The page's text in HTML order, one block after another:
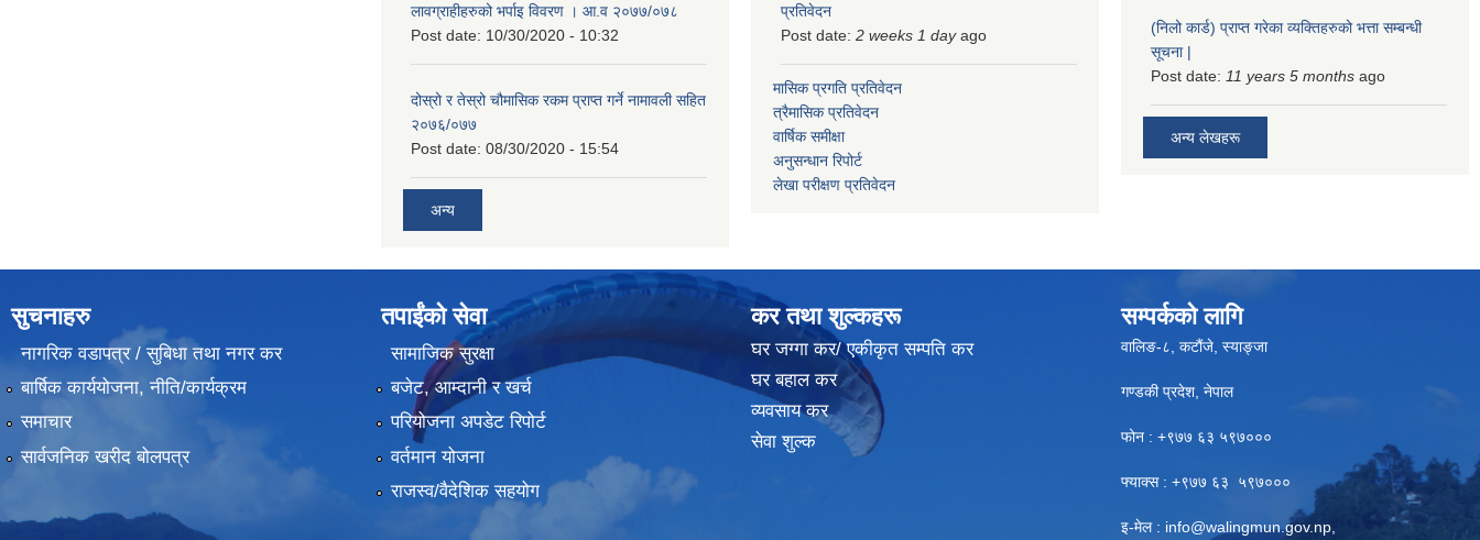
लावग्राहीहरुको भर्पाइ विवरण । आ.व २०७७/०७८
Post date: 10/30/2020 - 10:32
दोस्रो र तेस्रो चौमासिक रकम प्राप्त गर्ने नामावली सहित
२०७६/०७७
Post date: 08/30/2020 - 15:54
अन्य
प्रतिवेदन
Post date: 2 weeks 1 dayago
मासिक प्रगति प्रतिवेदन
त्रैमासिक प्रतिवेदन
वार्षिक समीक्षा
अनुसन्धान रिपोर्ट
लेखा परीक्षण प्रतिवेदन
(निलो कार्ड) प्राप्त गरेका व्यक्तिहरुको भत्ता सम्बन्धी
सूचना |
Post date: 11 years 5 months ago
अन्य लेखहरू
सुचनाहरु
नागरिक वडापत्र / सुबिधा तथा नगर कर
बार्षिक कार्ययोजना, नीति/कार्यक्रम
समाचार
सार्वजनिक खरीद बोलपत्र
तपाईंको सेवा
सामाजिक सुरक्षा
बजेट, आम्दानी र खर्च
परियोजना अपडेट रिपोर्ट
वर्तमान योजना
राजस्व/वैदेशिक सहयोग
कर तथा शुल्कहरू
घर जग्गा कर/ एकीकृत सम्पति कर
घर बहाल कर
व्यवसाय कर
सेवा शुल्क
सम्पर्कको लागि
वालिङ-८, कटौंजे, स्याङ्जा
गण्डकी प्रदेश, नेपाल
फोन : +९७७ ६३ ५९७०००
फ्याक्स : +९७७ ६३ ५९७०००
इ-मेल : info@walingmun.gov.np